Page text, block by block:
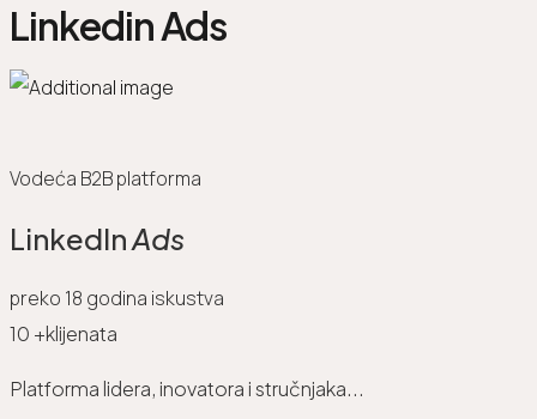
Linkedin Ads
Vodeća B2B platforma
LinkedInAds
preko 18 godina iskustva
10 +klijenata
Platforma lidera, inovatora i stručnjaka...